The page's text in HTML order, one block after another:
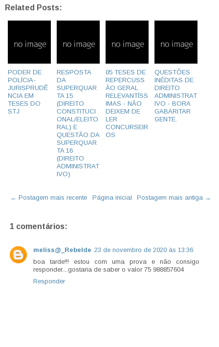
Related Posts:
PODER DE
POLÍCIA-
JURISPRUDÊ
NCIA EM
TESES DO
STJ
RESPOSTA
DA
SUPERQUAR
TA 15
(DIREITO
CONSTITUCI
ONAL/ELEITO
RAL) E
QUESTÃO DA
SUPERQUAR
TA 16
(DIREITO
ADMINISTRAT
IVO)
05 TESES DE
REPERCUSS
ÃO GERAL
RELEVANTÍSS
IMAS - NÃO
DEIXEM DE
LER
CONCURSEIR
OS
QUESTÕES
INÉDITAS DE
DIREITO
ADMINISTRAT
IVO - BORA
GABARITAR
GENTE.
← Postagem mais recente Postagem mais antiga →
Página inicial
1 comentários:
meliss@_Rebelde 23 de novembro de 2020 às 13:36
boa tarde!!! estou com uma prova e não consigo
responder....gostaria de saber o valor 75 988857604
Responder